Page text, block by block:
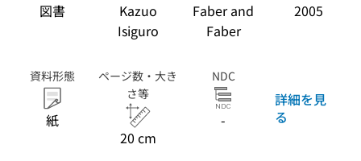
図書
Kazuo
Isiguro
Faber and
Faber
2005
資料形態
紙
ページ数・大き
さ等
20 cm
NDC
-
詳細を見
る